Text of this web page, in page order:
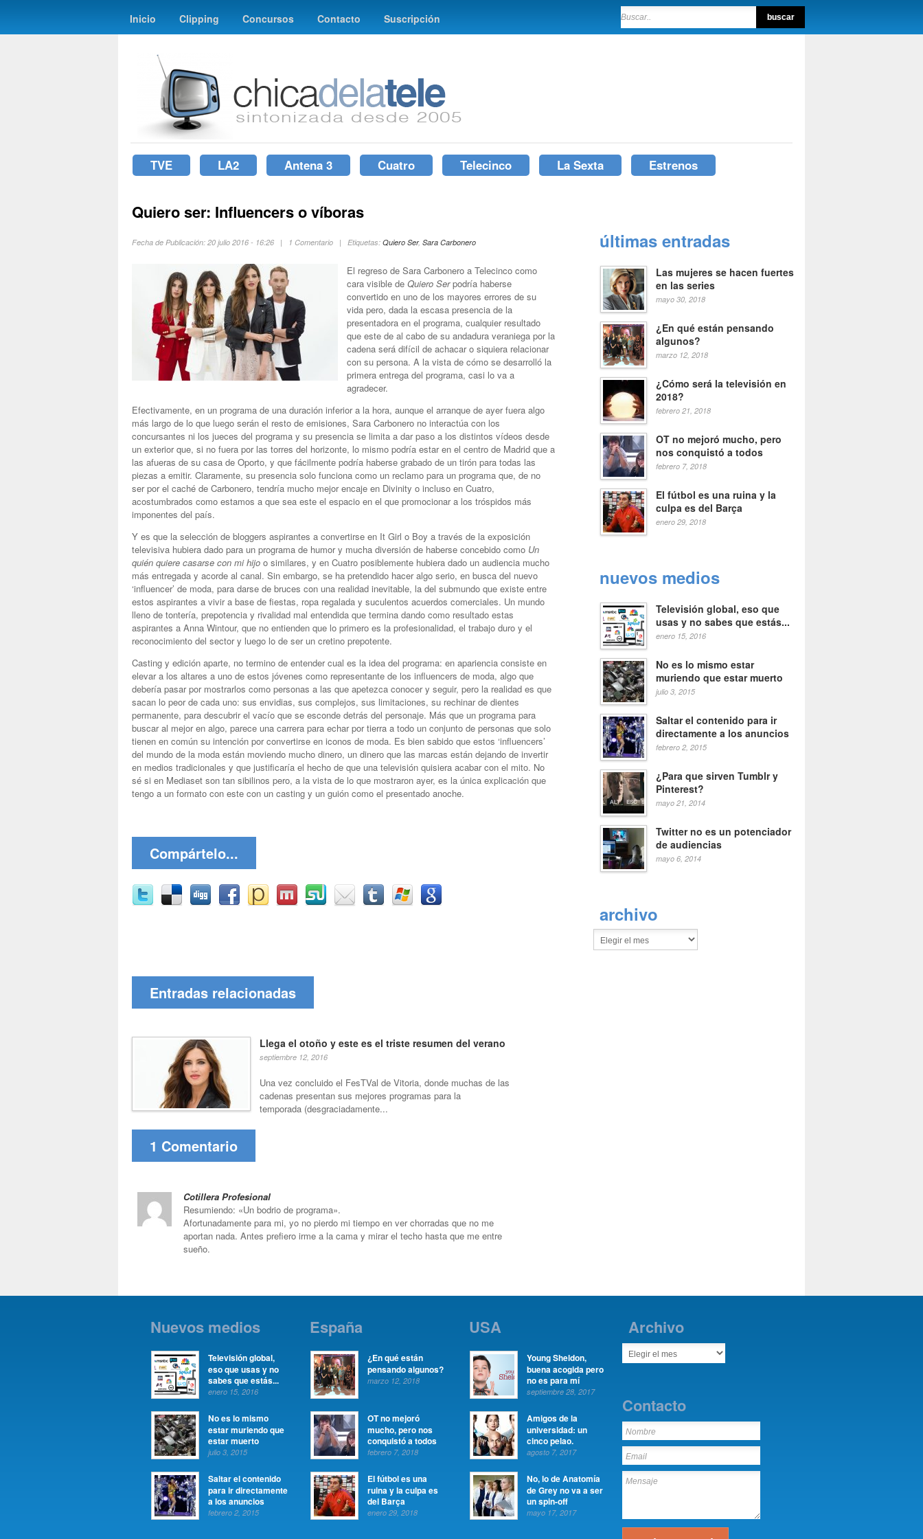
Inicio Clipping Concursos Contacto Suscripción
TVE LA2 Antena 3 Cuatro Telecinco La Sexta Estrenos
Quiero ser: Influencers o víboras
Fecha de Publicación: 20 julio 2016 - 16:26 | 1 Comentario | Etiquetas: Quiero Ser, Sara Carbonero
El regreso de Sara Carbonero a Telecinco como
cara visible de Quiero Serpodría haberse
convertido en uno de los mayores errores de su
vida pero, dada la escasa presencia de la
presentadora en el programa, cualquier resultado
que este de al cabo de su andadura veraniega por la
cadena será difícil de achacar o siquiera relacionar
con su persona. A la vista de cómo se desarrolló la
primera entrega del programa, casi lo va a
agradecer.
Efectivamente, en un programa de una duración inferior a la hora, aunque el arranque de ayer fuera algo
más largo de lo que luego serán el resto de emisiones, Sara Carbonero no interactúa con los
concursantes ni los jueces del programa y su presencia se limita a dar paso a los distintos vídeos desde
un exterior que, si no fuera por las torres del horizonte, lo mismo podría estar en el centro de Madrid que a
las afueras de su casa de Oporto, y que fácilmente podría haberse grabado de un tirón para todas las
piezas a emitir. Claramente, su presencia solo funciona como un reclamo para un programa que, de no
ser por el caché de Carbonero, tendría mucho mejor encaje en Divinity o incluso en Cuatro,
acostumbrados como estamos a que sea este el espacio en el que promocionar a los tróspidos más
imponentes del país.
Y es que la selección de bloggers aspirantes a convertirse en It Girl o Boy a través de la exposición
televisiva hubiera dado para un programa de humor y mucha diversión de haberse concebido como Un
quién quiere casarse con mi hijo o similares, y en Cuatro posiblemente hubiera dado un audiencia mucho
más entregada y acorde al canal. Sin embargo, se ha pretendido hacer algo serio, en busca del nuevo
‘influencer’ de moda, para darse de bruces con una realidad inevitable, la del submundo que existe entre
estos aspirantes a vivir a base de fiestas, ropa regalada y suculentos acuerdos comerciales. Un mundo
lleno de tontería, prepotencia y rivalidad mal entendida que termina dando como resultado estas
aspirantes a Anna Wintour, que no entienden que lo primero es la profesionalidad, el trabajo duro y el
reconocimiento del sector y luego lo de ser un cretino prepotente.
Casting y edición aparte, no termino de entender cual es la idea del programa: en apariencia consiste en
elevar a los altares a uno de estos jóvenes como representante de los influencers de moda, algo que
debería pasar por mostrarlos como personas a las que apetezca conocer y seguir, pero la realidad es que
sacan lo peor de cada uno: sus envidias, sus complejos, sus limitaciones, su rechinar de dientes
permanente, para descubrir el vacío que se esconde detrás del personaje. Más que un programa para
buscar al mejor en algo, parece una carrera para echar por tierra a todo un conjunto de personas que solo
tienen en común su intención por convertirse en iconos de moda. Es bien sabido que estos ‘influencers’
del mundo de la moda están moviendo mucho dinero, un dinero que las marcas están dejando de invertir
en medios tradicionales y que justificaría el hecho de que una televisión quisiera acabar con el mito. No
sé si en Mediaset son tan sibilinos pero, a la vista de lo que mostraron ayer, es la única explicación que
tengo a un formato con este con un casting y un guión como el presentado anoche.
Compártelo...
Entradas relacionadas
Llega el otoño y este es el triste resumen del verano
septiembre 12, 2016
Una vez concluido el FesTVal de Vitoria, donde muchas de las
cadenas presentan sus mejores programas para la
temporada (desgraciadamente...
1 Comentario
Cotillera Profesional
Resumiendo: «Un bodrio de programa».
Afortunadamente para mi, yo no pierdo mi tiempo en ver chorradas que no me
aportan nada. Antes prefiero irme a la cama y mirar el techo hasta que me entre
sueño.
últimas entradas
Las mujeres se hacen fuertes
en las series
mayo 30, 2018
¿En qué están pensando
algunos?
marzo 12, 2018
¿Cómo será la televisión en
2018?
febrero 21, 2018
OT no mejoró mucho, pero
nos conquistó a todos
febrero 7, 2018
El fútbol es una ruina y la
culpa es del Barça
enero 29, 2018
nuevos medios
Televisión global, eso que
usas y no sabes que estás...
enero 15, 2016
No es lo mismo estar
muriendo que estar muerto
julio 3, 2015
Saltar el contenido para ir
directamente a los anuncios
febrero 2, 2015
¿Para que sirven Tumblr y
Pinterest?
mayo 21, 2014
Twitter no es un potenciador
de audiencias
mayo 6, 2014
archivo
Nuevos medios
Televisión global,
eso que usas y no
sabes que estás...
enero 15, 2016
No es lo mismo
estar muriendo que
estar muerto
julio 3, 2015
Saltar el contenido
para ir directamente
a los anuncios
febrero 2, 2015
España
¿En qué están
pensando algunos?
marzo 12, 2018
OT no mejoró
mucho, pero nos
conquistó a todos
febrero 7, 2018
El fútbol es una
ruina y la culpa es
del Barça
enero 29, 2018
USA
Young Sheldon,
buena acogida pero
no es para mí
septiembre 28, 2017
Amigos de la
universidad: un
cinco pelao.
agosto 7, 2017
No, lo de Anatomía
de Grey no va a ser
un spin-off
mayo 17, 2017
Archivo
Contacto